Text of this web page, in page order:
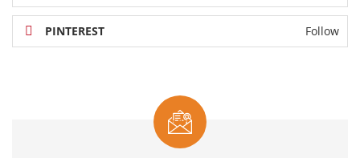
PINTEREST Follow